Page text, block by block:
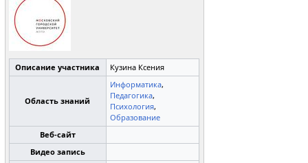
Описание участника Кузина Ксения
Область знаний
Информатика,
Педагогика,
Психология,
Образование
Веб-сайт
Видео запись